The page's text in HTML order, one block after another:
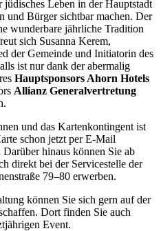
Leben in der Hauptstadt
und Bürger sichtbar machen. Der
wunderbare jährliche Tradition
sich Susanna Kerem,
der Gemeinde und Initiatorin des
ist nur dank der abermalig
Hauptsponsors Ahorn Hotels
Allianz Generalvertretung
und das Kartenkontingent ist
schon jetzt per E-Mail
Darüber hinaus können Sie ab
direkt bei der Servicestelle der
79–80 erwerben.
können Sie sich gern auf der
Dort finden Sie auch
Event.